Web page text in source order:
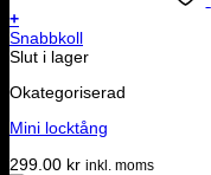
+
Snabbkoll
Slut i lager
Okategoriserad
Mini locktång
299.00 kr inkl. moms